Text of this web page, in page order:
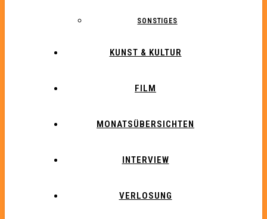
SONSTIGES
KUNST & KULTUR
FILM
MONATSÜBERSICHTEN
INTERVIEW
VERLOSUNG